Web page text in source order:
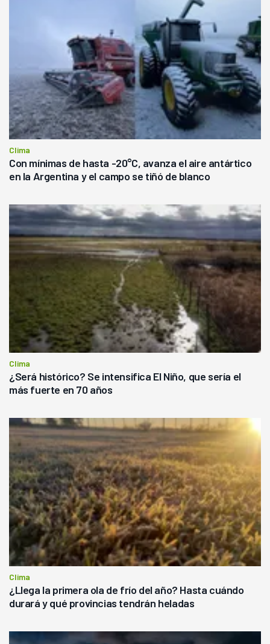
Clima
Con mínimas de hasta -20°C, avanza el aire antártico
en la Argentina y el campo se tiñó de blanco
Clima
¿Será histórico? Se intensifica El Niño, que sería el
más fuerte en 70 años
Clima
¿Llega la primera ola de frío del año? Hasta cuándo
durará y qué provincias tendrán heladas